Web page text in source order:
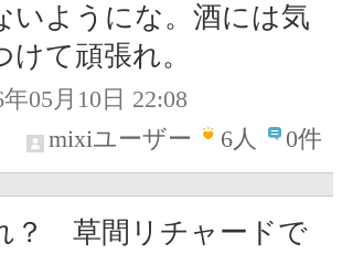
いようにな。酒には気
けて頑張れ。
年05月10日 22:08
mixiユーザー
6人 0件
？ 草間リチャードで